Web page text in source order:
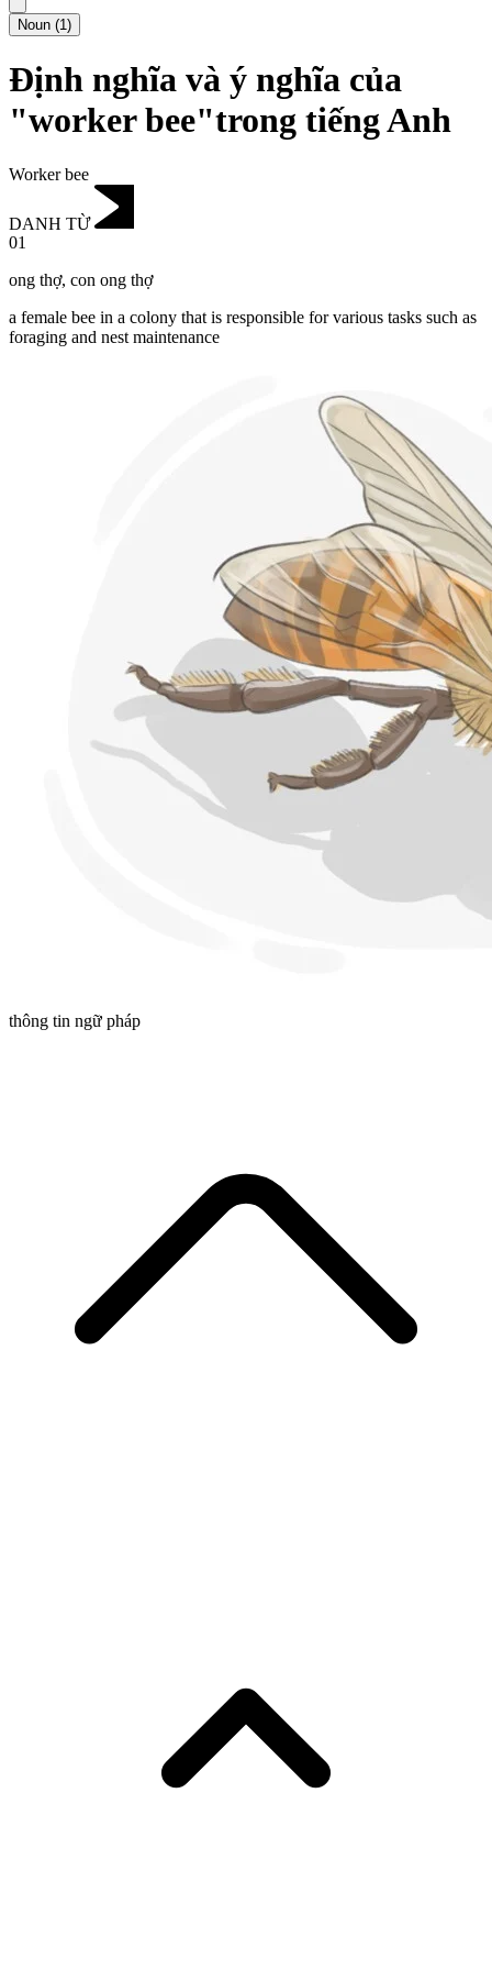
Noun (1)
Định nghĩa và ý nghĩa của
"worker bee"trong tiếng Anh
Worker bee
DANH TỪ
01
ong thợ, con ong thợ
a female bee in a colony that is responsible for various tasks such as
foraging and nest maintenance
thông tin ngữ pháp